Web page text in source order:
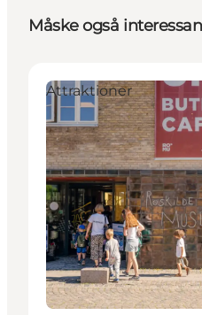
Måske også
Attraktioner